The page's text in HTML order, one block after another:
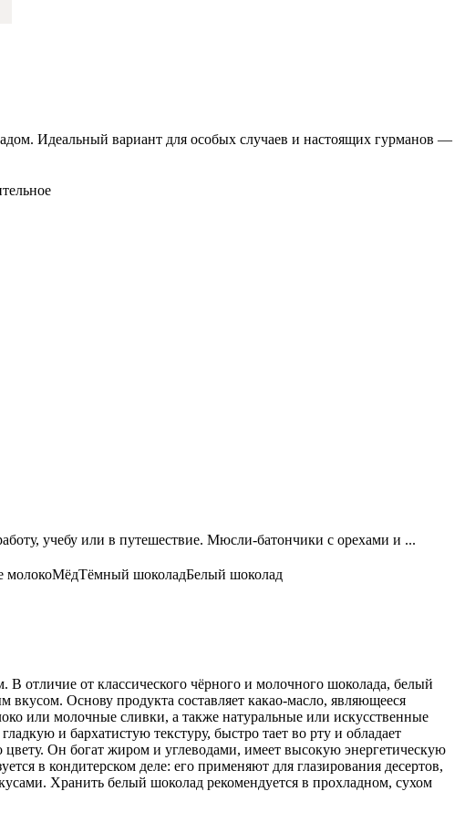
Идеальный вариант для особых случаев и настоящих гурманов —
учебу или в путешествие. Мюсли-батончики с орехами и ...
молокоМёдТёмный шоколадБелый шоколад
от классического чёрного и молочного шоколада, белый
Основу продукта составляет какао-масло, являющееся
или молочные сливки, а также натуральные или искусственные
и бархатистую текстуру, быстро тает во рту и обладает
Он богат жиром и углеводами, имеет высокую энергетическую
в кондитерском деле: его применяют для глазирования десертов,
Хранить белый шоколад рекомендуется в прохладном, сухом